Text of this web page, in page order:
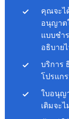
คุณจะไ
อนุญาต
แบบชำ
อธิบาย
บริการ
โปรแก
ใบอนุญ
เติมจะ